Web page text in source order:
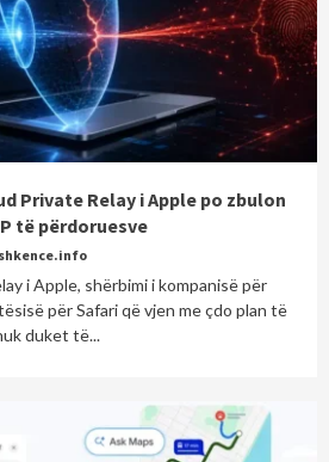
Private Relay i Apple po zbulon
të përdoruesve
shkence.info
i Apple, shërbimi i kompanisë për
për Safari që vjen me çdo plan të
duket të...